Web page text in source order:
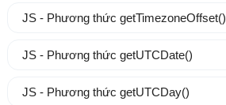
JS - Phương thức getTimezoneOffset()
JS - Phương thức getUTCDate()
JS - Phương thức getUTCDay()